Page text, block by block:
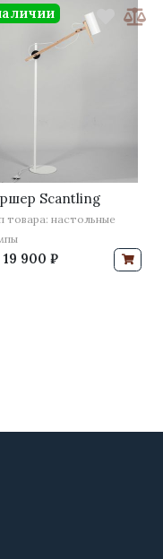
Scantling
товара: настольные
19 900 ₽